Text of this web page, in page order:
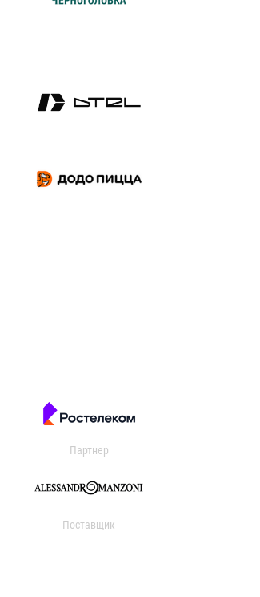
Партнер
Поставщик